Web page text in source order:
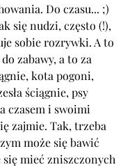
Do czasu... ;)
się nudzi, często (!),
sobie rozrywki. A to
zabawy, a to za
kota pogoni,
ściągnie, psy
czasem i swoimi
zajmie. Tak, trzeba
może się bawić
mieć zniszczonych